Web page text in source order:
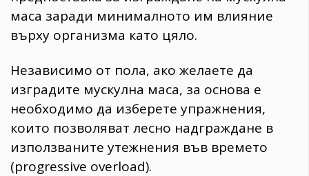
маса заради минималното им влияние
върху организма като цяло.
Независимо от пола, ако желаете да
изградите мускулна маса, за основа е
необходимо да изберете упражнения,
които позволяват лесно надграждане в
използваните утежнения във времето
(progressive overload).